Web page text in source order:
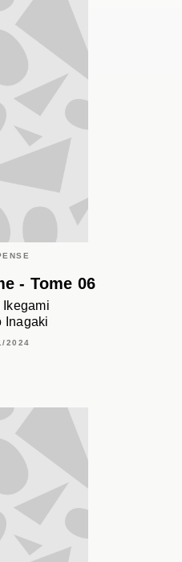
- Tome 06
Ikegami
Inagaki
2024